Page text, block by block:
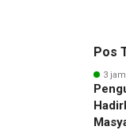
Pos
3